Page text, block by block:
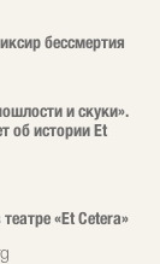
бессмертия
и скуки».
об истории Et
«Et Cetera»